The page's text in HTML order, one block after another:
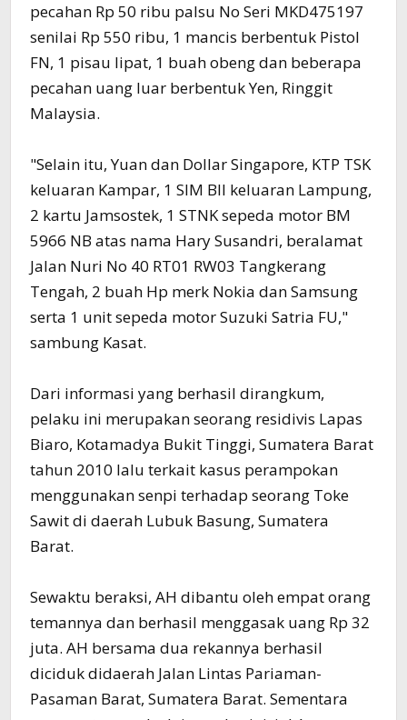
pecahan Rp 50 ribu palsu No Seri MKD475197
senilai Rp 550 ribu, 1 mancis berbentuk Pistol
FN, 1 pisau lipat, 1 buah obeng dan beberapa
pecahan uang luar berbentuk Yen, Ringgit
Malaysia.
"Selain itu, Yuan dan Dollar Singapore, KTP TSK
keluaran Kampar, 1 SIM BII keluaran Lampung,
2 kartu Jamsostek, 1 STNK sepeda motor BM
5966 NB atas nama Hary Susandri, beralamat
Jalan Nuri No 40 RT01 RW03 Tangkerang
Tengah, 2 buah Hp merk Nokia dan Samsung
serta 1 unit sepeda motor Suzuki Satria FU,"
sambung Kasat.
Dari informasi yang berhasil dirangkum,
pelaku ini merupakan seorang residivis Lapas
Biaro, Kotamadya Bukit Tinggi, Sumatera Barat
tahun 2010 lalu terkait kasus perampokan
menggunakan senpi terhadap seorang Toke
Sawit di daerah Lubuk Basung, Sumatera
Barat.
Sewaktu beraksi, AH dibantu oleh empat orang
temannya dan berhasil menggasak uang Rp 32
juta. AH bersama dua rekannya berhasil
diciduk didaerah Jalan Lintas Pariaman-
Pasaman Barat, Sumatera Barat. Sementara